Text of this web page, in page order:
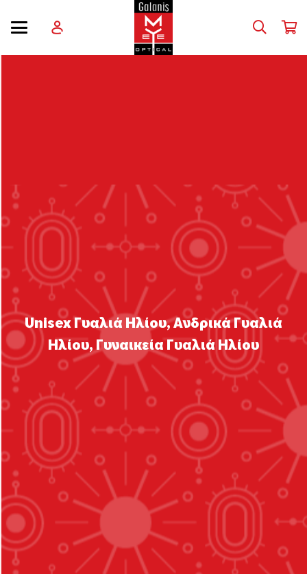
Unisex Γυαλιά Ηλίου,Ανδρικά Γυαλιά
Ηλίου, Γυναικεία Γυαλιά Ηλίου